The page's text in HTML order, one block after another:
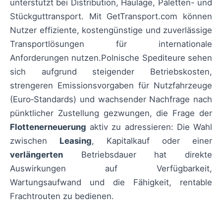
unterstützt bei Distribution, Haulage, Paletten- und
Stückguttransport. Mit GetTransport.com können
Nutzer effiziente, kostengünstige und zuverlässige
Transportlösungen für internationale
Anforderungen nutzen.Polnische Spediteure sehen
sich aufgrund steigender Betriebskosten,
strengeren Emissionsvorgaben für Nutzfahrzeuge
(Euro‑Standards) und wachsender Nachfrage nach
pünktlicher Zustellung gezwungen, die Frage der
Flottenerneuerung aktiv zu adressieren: Die Wahl
zwischen Leasing, Kapitalkauf oder einer
verlängerten Betriebsdauer hat direkte
Auswirkungen auf Verfügbarkeit,
Wartungsaufwand und die Fähigkeit, rentable
Frachtrouten zu bedienen.